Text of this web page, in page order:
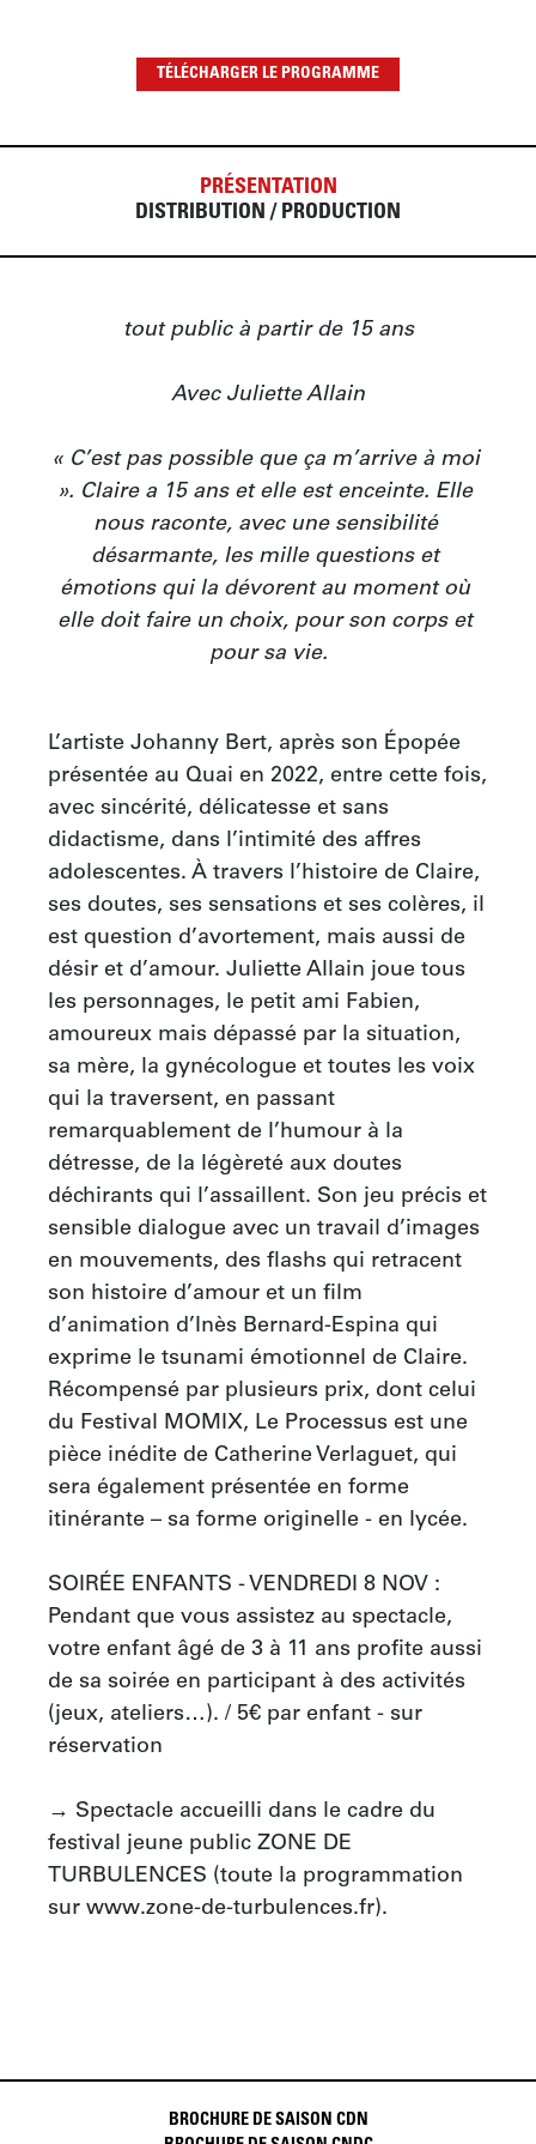
TÉLÉCHARGER LE PROGRAMME
PRÉSENTATION
DISTRIBUTION / PRODUCTION
tout public à partir de 15 ans
Avec Juliette Allain
« C’est pas possible que ça m’arrive à moi
». Claire a 15 ans et elle est enceinte. Elle
nous raconte, avec une sensibilité
désarmante, les mille questions et
émotions qui la dévorent au moment où
elle doit faire un choix, pour son corps et
pour sa vie.
L’artiste Johanny Bert, après son Épopée
présentée au Quai en 2022, entre cette fois,
avec sincérité, délicatesse et sans
didactisme, dans l’intimité des affres
adolescentes. À travers l’histoire de Claire,
ses doutes, ses sensations et ses colères, il
est question d’avortement, mais aussi de
désir et d’amour. Juliette Allain joue tous
les personnages, le petit ami Fabien,
amoureux mais dépassé par la situation,
sa mère, la gynécologue et toutes les voix
qui la traversent, en passant
remarquablement de l’humour à la
détresse, de la légèreté aux doutes
déchirants qui l’assaillent. Son jeu précis et
sensible dialogue avec un travail d’images
en mouvements, des flashs qui retracent
son histoire d’amour et un film
d’animation d’Inès Bernard-Espina qui
exprime le tsunami émotionnel de Claire.
Récompensé par plusieurs prix, dont celui
du Festival MOMIX, Le Processus est une
pièce inédite de Catherine Verlaguet, qui
sera également présentée en forme
itinérante – sa forme originelle - en lycée.
SOIRÉE ENFANTS - VENDREDI 8 NOV :
Pendant que vous assistez au spectacle,
votre enfant âgé de 3 à 11 ans profite aussi
de sa soirée en participant à des activités
(jeux, ateliers…). / 5€ par enfant - sur
réservation
→ Spectacle accueilli dans le cadre du
festival jeune public ZONE DE
TURBULENCES (toute la programmation
sur www.zone-de-turbulences.fr).
BROCHURE DE SAISON CDN